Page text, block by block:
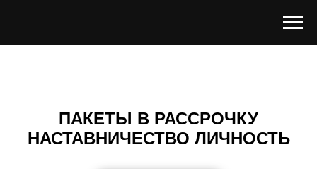
ПАКЕТЫ В РАССРОЧКУ
НАСТАВНИЧЕСТВО ЛИЧНОСТЬ